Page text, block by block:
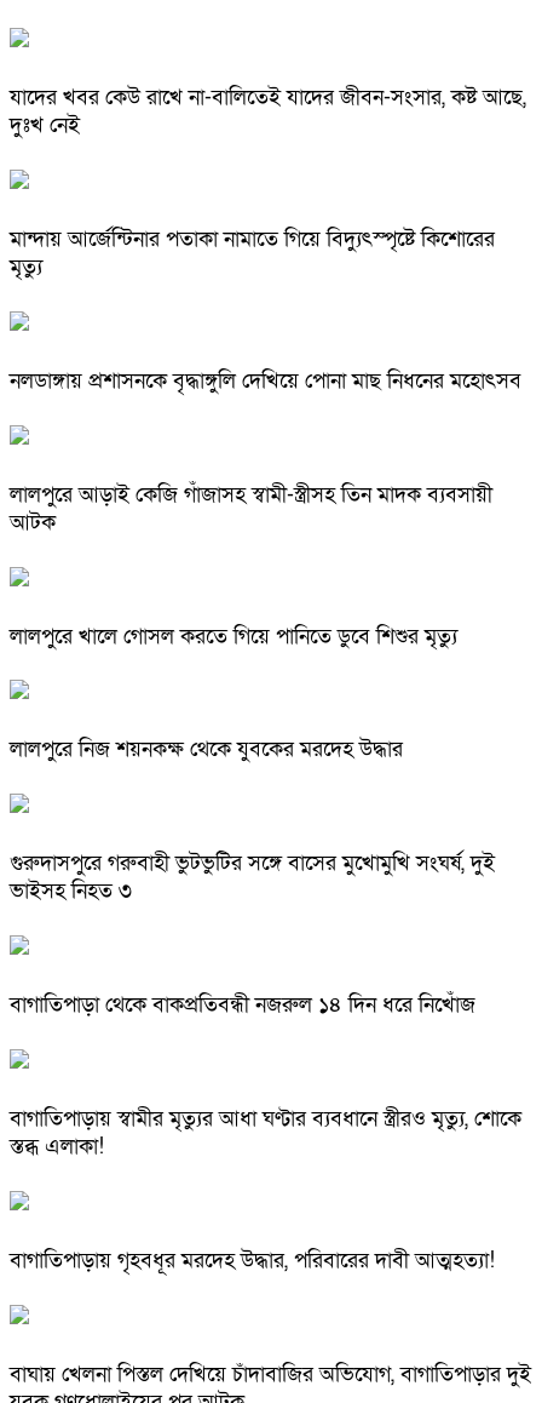
যাদের খবর কেউ রাখে না-বালিতেই যাদের জীবন-সংসার, কষ্ট আছে,
দুঃখ নেই
মান্দায় আর্জেন্টিনার পতাকা নামাতে গিয়ে বিদ্যুৎস্পৃষ্টে কিশোরের
মৃত্যু
নলডাঙ্গায় প্রশাসনকে বৃদ্ধাঙ্গুলি দেখিয়ে পোনা মাছ নিধনের মহোৎসব
লালপুরে আড়াই কেজি গাঁজাসহ স্বামী-স্ত্রীসহ তিন মাদক ব্যবসায়ী
আটক
লালপুরে খালে গোসল করতে গিয়ে পানিতে ডুবে শিশুর মৃত্যু
লালপুরে নিজ শয়নকক্ষ থেকে যুবকের মরদেহ উদ্ধার
গুরুদাসপুরে গরুবাহী ভুটভুটির সঙ্গে বাসের মুখোমুখি সংঘর্ষ, দুই
ভাইসহ নিহত ৩
বাগাতিপাড়া থেকে বাকপ্রতিবন্ধী নজরুল ১৪ দিন ধরে নিখোঁজ
বাগাতিপাড়ায় স্বামীর মৃত্যুর আধা ঘণ্টার ব্যবধানে স্ত্রীরও মৃত্যু, শোকে
স্তব্ধ এলাকা!
বাগাতিপাড়ায় গৃহবধূর মরদেহ উদ্ধার, পরিবারের দাবী আত্মহত্যা!
বাঘায় খেলনা পিস্তল দেখিয়ে চাঁদাবাজির অভিযোগ, বাগাতিপাড়ার দুই